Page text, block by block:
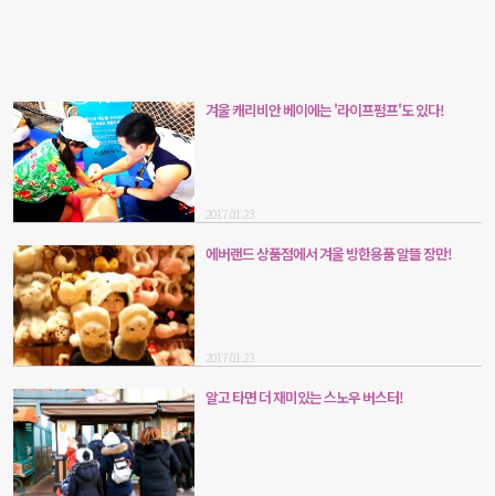
겨울 캐리비안 베이에는 '라이프펌프'도 있다!
2017.01.23
에버랜드 상품점에서 겨울 방한용품 알뜰 장만!
2017.01.23
알고 타면 더 재미있는 스노우 버스터!